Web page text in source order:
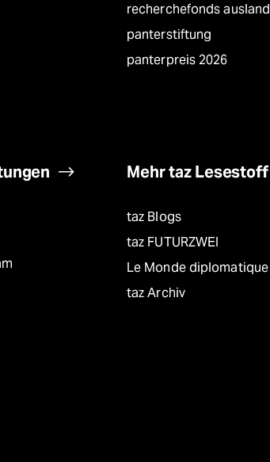
recherchefonds ausland
panterstiftung
panterpreis 2026
Mehr taz Lesestoff
taz Blogs
taz FUTURZWEI
Le Monde diplomatique
taz Archiv